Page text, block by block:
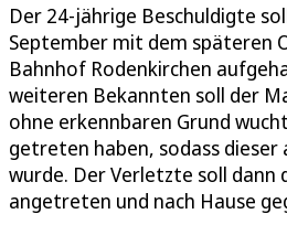
Der 24-jährige Beschuldigte
September mit dem späteren
Bahnhof Rodenkirchen
weiteren Bekannten soll der
ohne erkennbaren Grund
getreten haben, sodass
wurde. Der Verletzte soll dann
angetreten und nach Hause